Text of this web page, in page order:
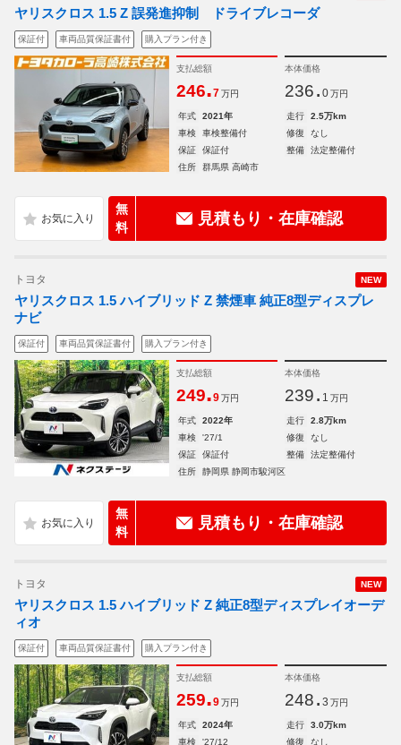
ヤリスクロス 1.5 Z 誤発進抑制 ドライブレコーダ
保証付 車両品質保証書付 購入プラン付き
支払総額
246.7 万円
本体価格
236. 0 万円
年式 2021年 走行
2.5万km
車検
車検整備付 修復
なし
保証
保証付 整備
法定整備付
住所
群馬県 高崎市
無
料
見積もり・在庫確認
NEW
トヨタ
ヤリスクロス 1.5 ハイブリッド Z 禁煙車 純正8型ディスプレ
ナビ
保証付 車両品質保証書付 購入プラン付き
支払総額
249.9 万円
本体価格
239. 1 万円
年式 2022年 走行
2.8万km
車検
'27/1 修復
なし
保証
保証付 整備
法定整備付
住所
静岡県 静岡市駿河区
無
料
見積もり・在庫確認
NEW
トヨタ
ヤリスクロス 1.5 ハイブリッド Z 純正8型ディスプレイオーデ
ィオ
保証付 車両品質保証書付 購入プラン付き
支払総額
259.9 万円
本体価格
248. 3 万円
年式 2024年 走行
3.0万km
車検
'27/12 修復 なし